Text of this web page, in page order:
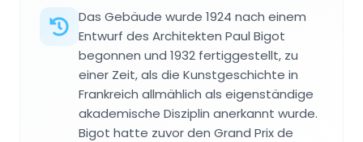
Das Gebäude wurde 1924 nach einem
Entwurf des Architekten Paul Bigot
begonnen und 1932 fertiggestellt, zu
einer Zeit, als die Kunstgeschichte in
Frankreich allmählich als eigenständige
akademische Disziplin anerkannt wurde.
Bigot hatte zuvor den Grand Prix de